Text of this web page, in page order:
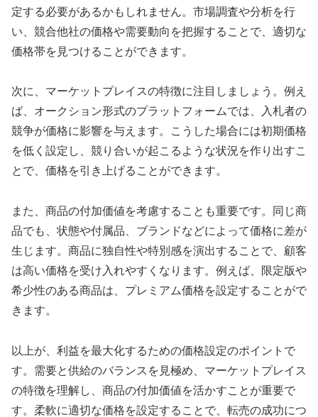
定する必要があるかもしれません。市場調査や分析を行
い、競合他社の価格や需要動向を把握することで、適切な
価格帯を見つけることができます。
次に、マーケットプレイスの特徴に注目しましょう。例え
ば、オークション形式のプラットフォームでは、入札者の
競争が価格に影響を与えます。こうした場合には初期価格
を低く設定し、競り合いが起こるような状況を作り出すこ
とで、価格を引き上げることができます。
また、商品の付加価値を考慮することも重要です。同じ商
品でも、状態や付属品、ブランドなどによって価格に差が
生じます。商品に独自性や特別感を演出することで、顧客
は高い価格を受け入れやすくなります。例えば、限定版や
希少性のある商品は、プレミアム価格を設定することがで
きます。
以上が、利益を最大化するための価格設定のポイントで
す。需要と供給のバランスを見極め、マーケットプレイス
の特徴を理解し、商品の付加価値を活かすことが重要で
す。柔軟に適切な価格を設定することで、転売の成功につ